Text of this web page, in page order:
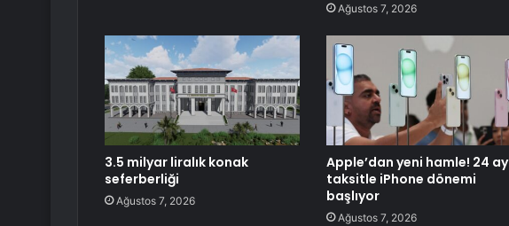
Ağustos 7, 2026
3.5 milyar liralık konak
seferberliği
Ağustos 7, 2026
Apple’dan yeni hamle! 24 ay
taksitle iPhone dönemi
başlıyor
Ağustos 7, 2026